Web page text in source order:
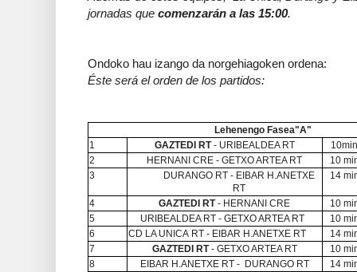
jornadas que comenzarán a las 15:00.
Ondoko hau izango da norgehiagoken ordena:
Éste será el orden de los partidos:
Lehenengo Fasea"A"
1
GAZTEDI RT - URIBEALDEA RT
2
HERNANI CRE- GETXO ARTEA RT
10
3
DURANGO RT - EIBAR H.ANETXE
RT
14
4 GAZTEDI RT- HERNANI CRE
10
5
URIBEALDEA RT - GETXO ARTEA RT
10
6
CD LA UNICA RT - EIBAR H.ANETXE RT
14
7
GAZTEDI RT- GETXO ARTEA RT
10
8
EIBAR H.ANETXE RT - DURANGO RT
14